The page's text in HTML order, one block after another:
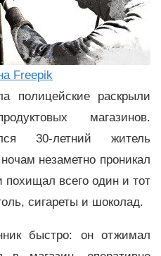
Freepik
полицейские раскрыли
магазинов.
30-летний житель
незаметно проникал
похищал всего один и тот
сигареты и шоколад.
быстро: он отжимал